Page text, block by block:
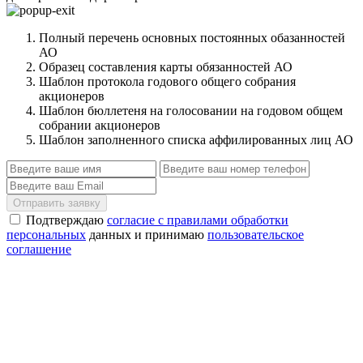
Полный перечень основных постоянных обазанностей
АО
Образец составления карты обязанностей АО
Шаблон протокола годового общего собрания
акционеров
Шаблон бюллетеня на голосовании на годовом общем
собрании акционеров
Шаблон заполненного списка аффилированных лиц АО
Отправить заявку
Подтверждаю согласие с правилами обработки
персональных данных и принимаю пользовательское
соглашение